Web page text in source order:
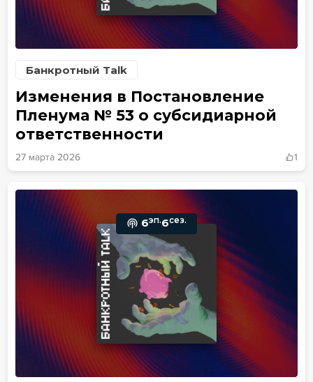
Банкротный Talk
Изменения в Постановление
Пленума № 53 о субсидиарной
ответственности
27 марта 2026 1
6эп.6сез.